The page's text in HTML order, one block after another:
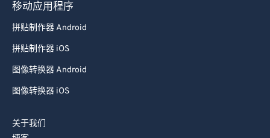
移动应用程序
拼贴制作器 Android
拼贴制作器 iOS
图像转换器 Android
图像转换器 iOS
关于我们